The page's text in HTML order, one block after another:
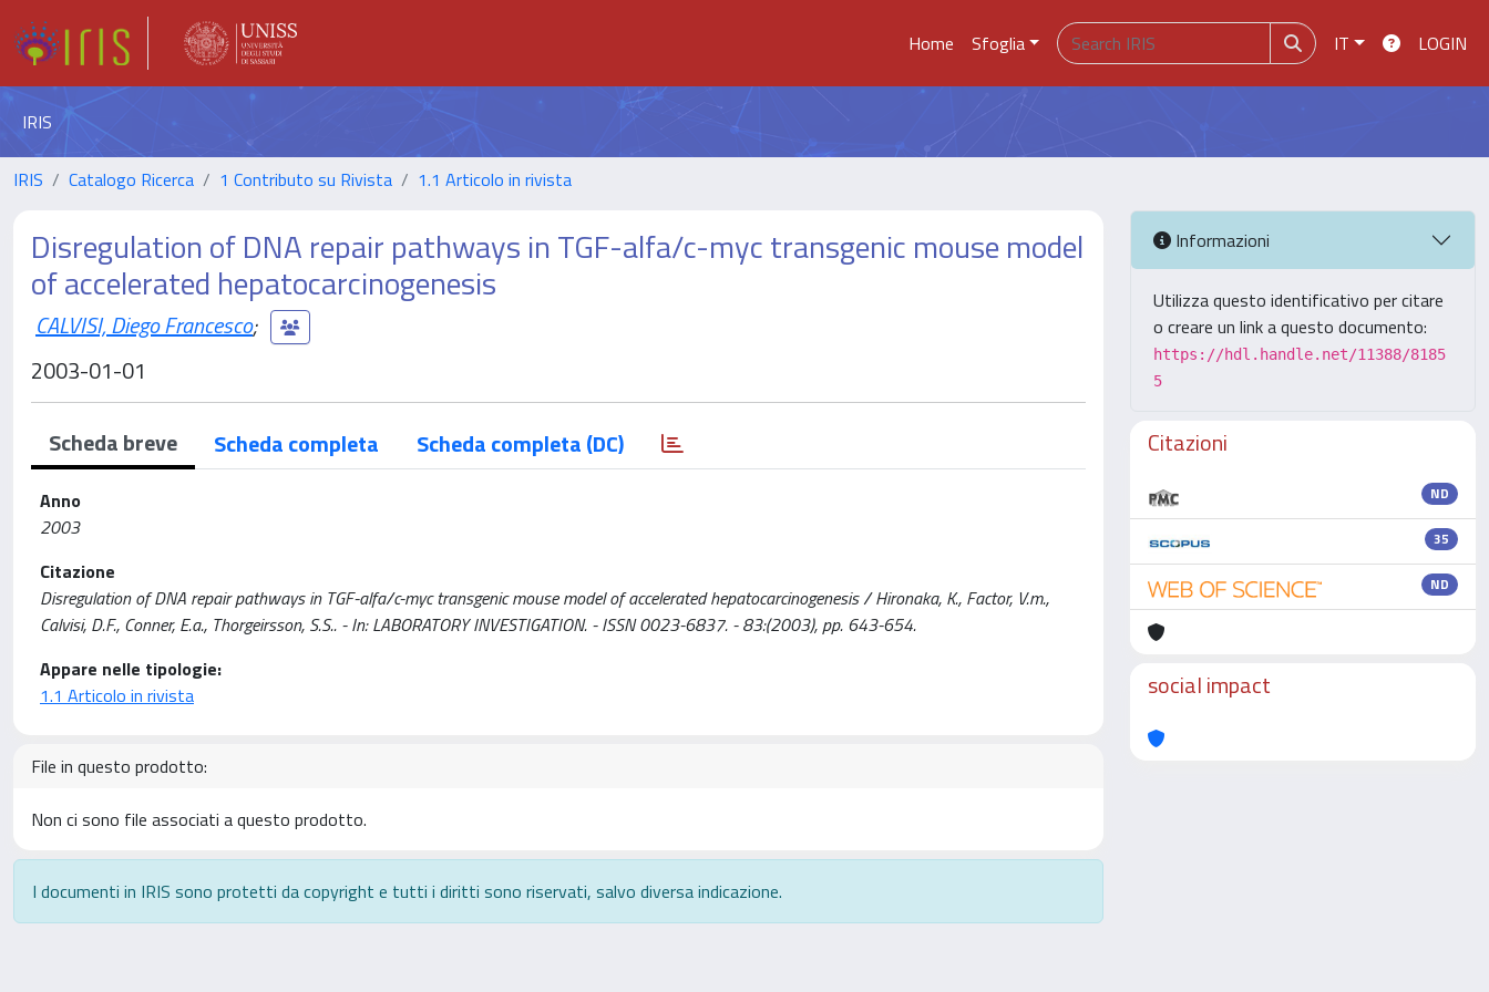
Home Sfoglia IT LOGIN
IRIS
IRIS Catalogo Ricerca 1 Contributo su Rivista 1.1 Articolo in rivista
Disregulation of DNA repair pathways in TGF-alfa/c-myc transgenic mouse model
of accelerated hepatocarcinogenesis
CALVISI, Diego Francesco;
2003-01-01
Scheda breve Scheda completa Scheda completa (DC)
Anno
2003
Citazione
Disregulation of DNA repair pathways in TGF-alfa/c-myc transgenic mouse model of accelerated hepatocarcinogenesis / Hironaka, K., Factor, V.m.,
Calvisi, D.F., Conner, E.a., Thorgeirsson, S.S.. - In: LABORATORY INVESTIGATION. - ISSN 0023-6837. - 83:(2003), pp. 643-654.
Appare nelle tipologie:
1.1 Articolo in rivista
File in questo prodotto:
Non ci sono file associati a questo prodotto.
I documenti in IRIS sono protetti da copyright e tutti i diritti sono riservati, salvo diversa indicazione.
Informazioni
Utilizza questo identificativo per citare
o creare un link a questo documento:
https://hdl.handle.net/11388/8185
5
Citazioni
ND
35
ND
social impact